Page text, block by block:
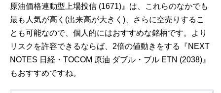
原油価格連動型上場投信 (1671)』は、これらのなかでも
最も人気が高く(出来高が大きく)、さらに空売りするこ
とも可能なので、個人的にはおすすめな銘柄です。より
リスクを許容できるならば、2倍の値動きをする『NEXT
NOTES 日経・TOCOM 原油 ダブル・ブル ETN (2038)』
もおすすめですね。